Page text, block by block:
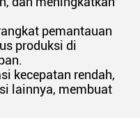
pemantauan
produksi di
kecepatan rendah,
lainnya, membuat